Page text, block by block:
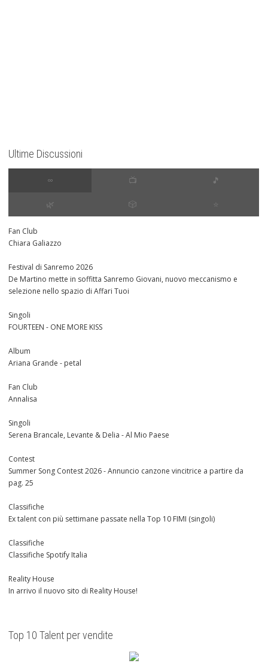
Ultime Discussioni
∞ 📺 🎵
🌿 🎲 ⭐️
Fan Club
Chiara Galiazzo
Festival di Sanremo 2026
De Martino mette in soffitta Sanremo Giovani, nuovo meccanismo e
selezione nello spazio di Affari Tuoi
Singoli
FOURTEEN - ONE MORE KISS
Album
Ariana Grande - petal
Fan Club
Annalisa
Singoli
Serena Brancale, Levante & Delia - Al Mio Paese
Contest
Summer Song Contest 2026 - Annuncio canzone vincitrice a partire da
pag. 25
Classifiche
Ex talent con più settimane passate nella Top 10 FIMI (singoli)
Classifiche
Classifiche Spotify Italia
Reality House
In arrivo il nuovo sito di Reality House!
Top 10 Talent per vendite